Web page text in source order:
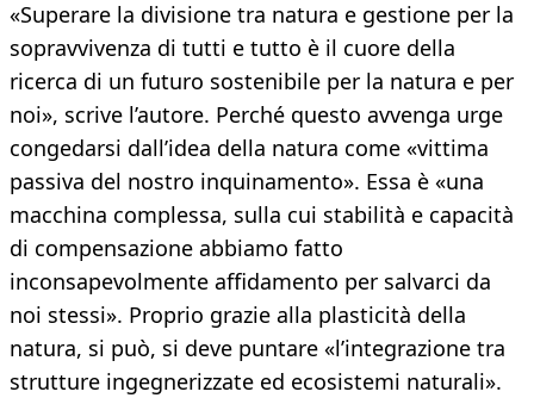
«Superare la divisione tra natura e gestione per la
sopravvivenza di tutti e tutto è il cuore della
ricerca di un futuro sostenibile per la natura e per
noi», scrive l’autore. Perché questo avvenga urge
congedarsi dall’idea della natura come «vittima
passiva del nostro inquinamento». Essa è «una
macchina complessa, sulla cui stabilità e capacità
di compensazione abbiamo fatto
inconsapevolmente affidamento per salvarci da
noi stessi». Proprio grazie alla plasticità della
natura, si può, si deve puntare «l’integrazione tra
strutture ingegnerizzate ed ecosistemi naturali».